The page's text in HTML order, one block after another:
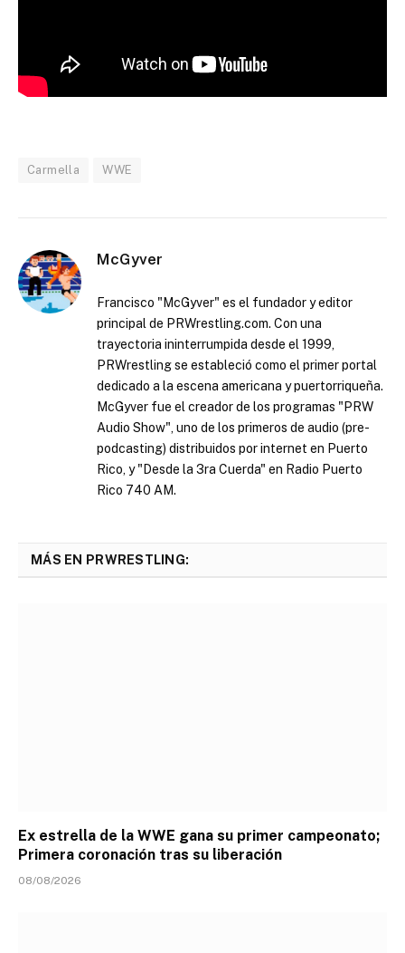
Carmella WWE
McGyver
Francisco "McGyver" es el fundador y editor
principal de PRWrestling.com. Con una
trayectoria ininterrumpida desde el 1999,
PRWrestling se estableció como el primer portal
dedicado a la escena americana y puertorriqueña.
McGyver fue el creador de los programas "PRW
Audio Show", uno de los primeros de audio (pre-
podcasting) distribuidos por internet en Puerto
Rico, y "Desde la 3ra Cuerda" en Radio Puerto
Rico 740 AM.
MÁS EN PRWRESTLING:
Ex estrella de la WWE gana su primer campeonato;
Primera coronación tras su liberación
08/08/2026